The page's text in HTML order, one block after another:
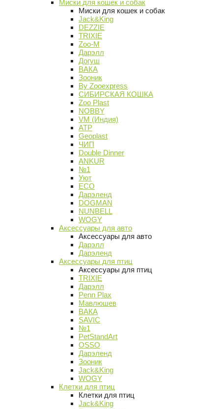
Миски для кошек и собак
Миски для кошек и собак
Jack&King
DEZZIE
TRIXIE
Zoo-M
Дарэлл
Догуш
ВАКА
Зооник
By Zooexpress
СИБИРСКАЯ КОШКА
Zoo Plast
NOBBY
VM (Индия)
АТР
Geoplast
ЧИП
Double Dinner
ANKUR
№1
Уют
ECO
Дарэленд
DOGMAN
NUNBELL
WOGY
Аксессуары для авто
Аксессуары для авто
Дарэлл
Дарэленд
Аксессуары для птиц
Аксессуары для птиц
TRIXIE
Дарэлл
Penn Plax
Мавлюшев
ВАКА
SAVIC
№1
PetStandArt
OSSO
Дарэленд
Зооник
Jack&King
WOGY
Клетки для птиц
Клетки для птиц
Jack&King